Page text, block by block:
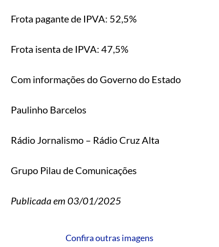
Frota pagante de IPVA: 52,5%
Frota isenta de IPVA: 47,5%
Com informações do Governo do Estado
Paulinho Barcelos
Rádio Jornalismo – Rádio Cruz Alta
Grupo Pilau de Comunicações
Publicada em 03/01/2025
Confira outras imagens